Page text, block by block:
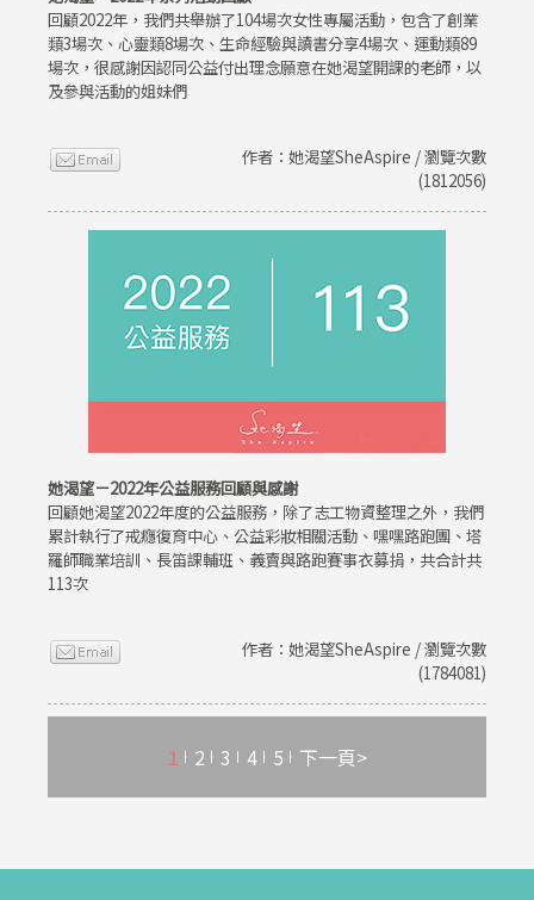
回顧2022年，我們共舉辦了104場次女性專屬活動，包含了創業
類3場次、心靈類8場次、生命經驗與讀書分享4場次、運動類89
場次，很感謝因認同公益付出理念願意在她渴望開課的老師，以
及參與活動的姐妹們
作者：她渴望SheAspire / 瀏覽次數
(1812056)
她渴望－2022年公益服務回顧與感謝
回顧她渴望2022年度的公益服務，除了志工物資整理之外，我們
累計執行了戒癮復育中心、公益彩妝相關活動、嘿嘿路跑團、塔
羅師職業培訓、長笛課輔班、義賣與路跑賽事衣募捐，共合計共
113次
作者：她渴望SheAspire / 瀏覽次數
(1784081)
1 2 3 4 5 下一頁>